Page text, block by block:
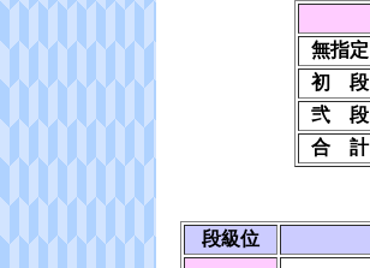
無指定
初 段
弐 段
合 計
段級位